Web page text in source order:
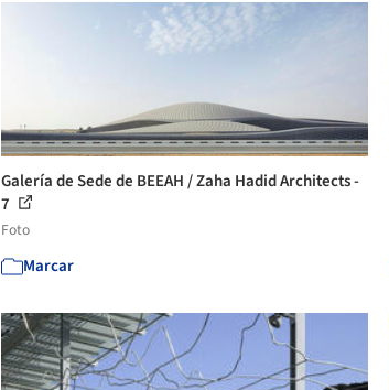
Galería de Sede de BEEAH / Zaha Hadid Architects -
7
Foto
Marcar